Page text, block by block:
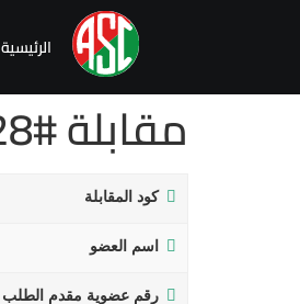
الرئيسية
مقابلة #28
كود المقابلة
اسم العضو
رقم عضوية مقدم الطلب